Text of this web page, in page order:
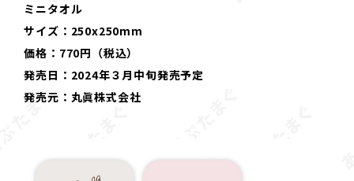
ミニタオル
サイズ：250x250mm
価格：770円（税込）
発売日：2024年３月中旬発売予定
発売元：丸眞株式会社